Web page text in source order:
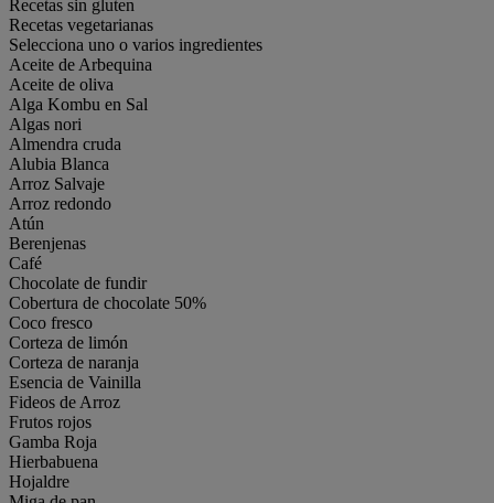
Recetas sin gluten
Recetas vegetarianas
Selecciona uno o varios ingredientes
Aceite de Arbequina
Aceite de oliva
Alga Kombu en Sal
Algas nori
Almendra cruda
Alubia Blanca
Arroz Salvaje
Arroz redondo
Atún
Berenjenas
Café
Chocolate de fundir
Cobertura de chocolate 50%
Coco fresco
Corteza de limón
Corteza de naranja
Esencia de Vainilla
Fideos de Arroz
Frutos rojos
Gamba Roja
Hierbabuena
Hojaldre